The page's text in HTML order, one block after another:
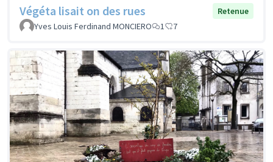
Végéta lisait on des rues
Retenue
Yves Louis Ferdinand MONCIERO
1 7